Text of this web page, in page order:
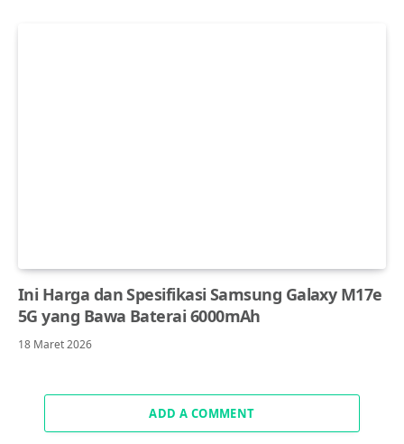
Ini Harga dan Spesifikasi Samsung Galaxy M17e
5G yang Bawa Baterai 6000mAh
18 Maret 2026
ADD A COMMENT